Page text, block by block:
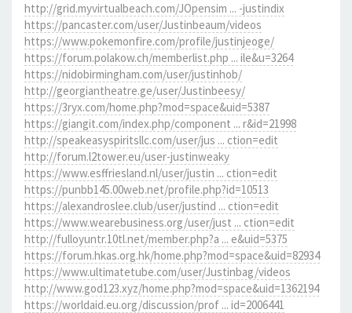
http://grid.myvirtualbeach.com/JOpensim ... -justindix
https://pancaster.com/user/Justinbeaum/videos
https://www.pokemonfire.com/profile/justinjeoge/
https://forum.polakow.ch/memberlist.php ... ile&u=3264
https://nidobirmingham.com/user/justinhob/
http://georgiantheatre.ge/user/Justinbeesy/
https://3ryx.com/home.php?mod=space&uid=5387
https://giangit.com/index.php/component ... r&id=21998
http://speakeasyspiritsllc.com/user/jus ... ction=edit
http://forum.l2tower.eu/user-justinweaky
https://www.esffriesland.nl/user/justin ... ction=edit
https://punbb145.00web.net/profile.php?id=10513
https://alexandroslee.club/user/justind ... ction=edit
https://www.wearebusiness.org/user/just ... ction=edit
http://fulloyuntr.10tl.net/member.php?a ... e&uid=5375
https://forum.hkas.org.hk/home.php?mod=space&uid=82934
https://www.ultimatetube.com/user/Justinbag/videos
http://www.god123.xyz/home.php?mod=space&uid=1362194
https://worldaid.eu.org/discussion/prof ... id=2006441